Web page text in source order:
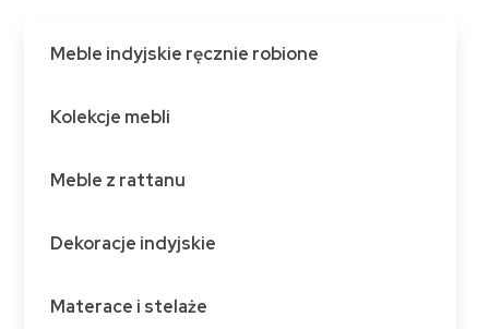
Meble indyjskie ręcznie robione
Kolekcje mebli
Meble z rattanu
Dekoracje indyjskie
Materace i stelaże